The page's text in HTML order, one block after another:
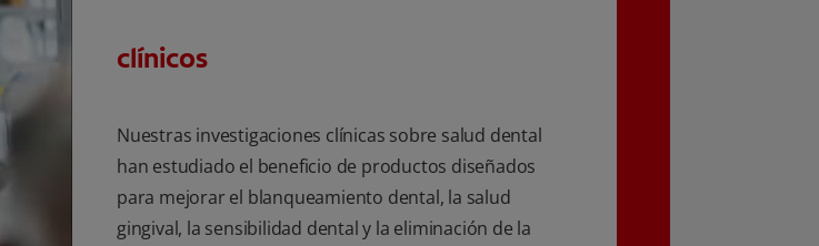
clínicos
Nuestras investigaciones clínicas sobre salud dental
han estudiado el beneficio de productos diseñados
para mejorar el blanqueamiento dental, la salud
gingival, la sensibilidad dental y la eliminación de la